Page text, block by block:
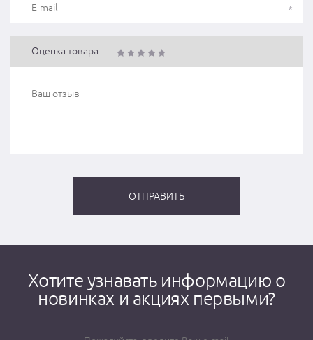
Оценка товара:
Хотите узнавать информацию о
новинках и акциях первыми?